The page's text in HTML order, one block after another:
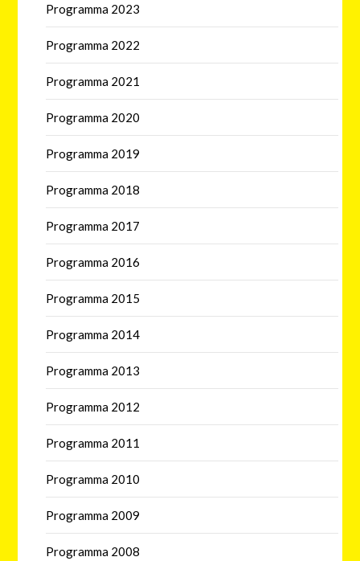
Programma 2023
Programma 2022
Programma 2021
Programma 2020
Programma 2019
Programma 2018
Programma 2017
Programma 2016
Programma 2015
Programma 2014
Programma 2013
Programma 2012
Programma 2011
Programma 2010
Programma 2009
Programma 2008